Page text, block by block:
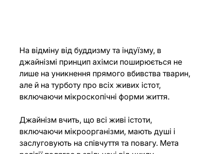
На відміну від буддизму та індуїзму, в
джайнізмі принцип ахімси поширюється не
лише на уникнення прямого вбивства тварин,
але й на турботу про всіх живих істот,
включаючи мікроскопічні форми життя.
Джайнізм вчить, що всі живі істоти,
включаючи мікроорганізми, мають душі і
заслуговують на співчуття та повагу. Мета